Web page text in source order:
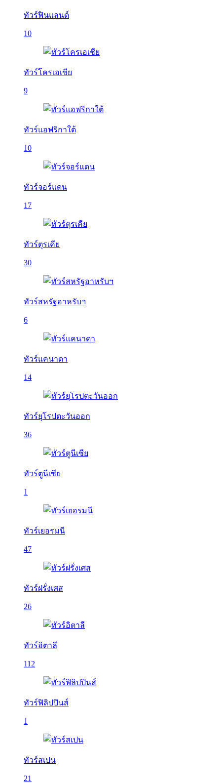
ทัวร์ฟินแลนด์
10
ทัวร์โครเอเชีย
9
ทัวร์แอฟริกาใต้
10
ทัวร์จอร์แดน
17
ทัวร์ตุรเคีย
30
ทัวร์สหรัฐอาหรับฯ
6
ทัวร์แคนาดา
14
ทัวร์ยุโรปตะวันออก
36
ทัวร์ตูนีเซีย
1
ทัวร์เยอรมนี
47
ทัวร์ฝรั่งเศส
26
ทัวร์อิตาลี
112
ทัวร์ฟิลิปปินส์
1
ทัวร์สเปน
21